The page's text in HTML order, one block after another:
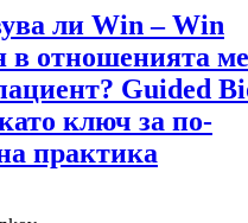
ли Win – Win
в отношенията
Guided
ключ за по-
практика